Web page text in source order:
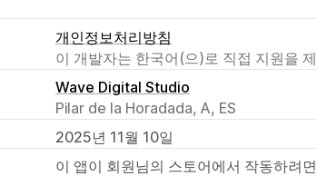
개인정보처리방침
이 개발자는 한국어(으)로 직접 지원을
Wave Digital Studio
Pilar de la Horadada, A, ES
2025년 11월 10일
이 앱이 회원님의 스토어에서 작동하려